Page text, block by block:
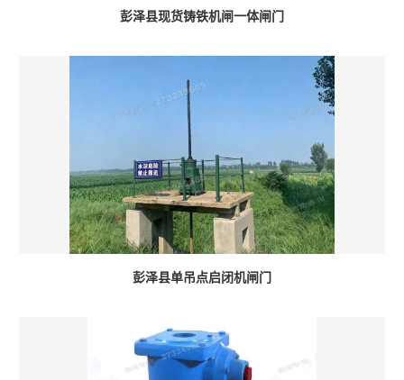
彭泽县现货铸铁机闸一体闸门
彭泽县单吊点启闭机闸门